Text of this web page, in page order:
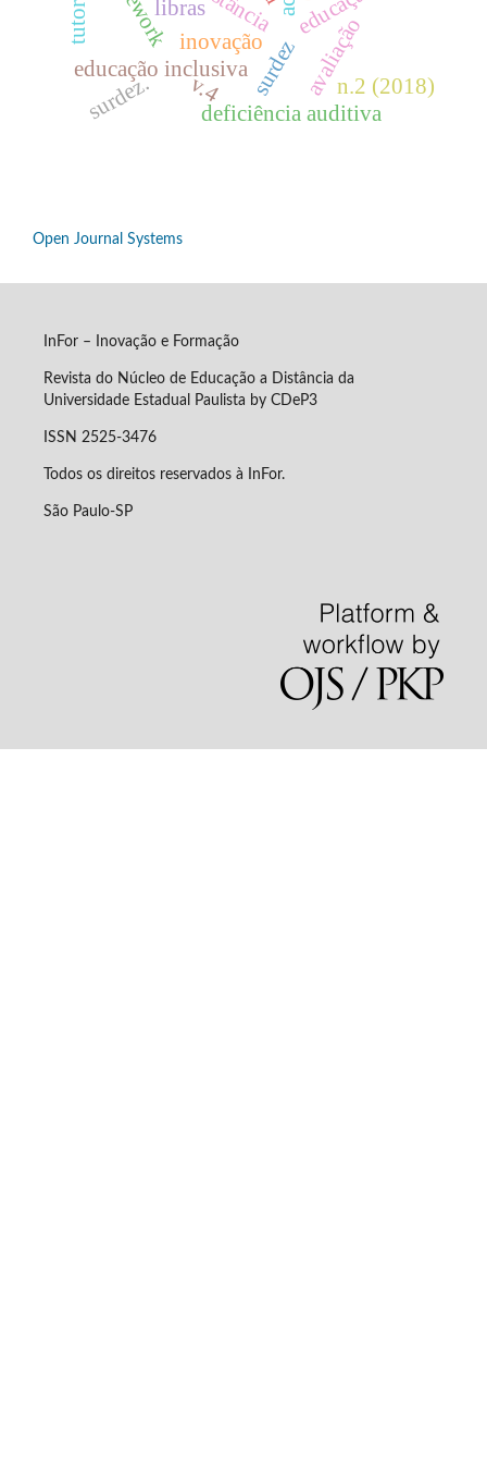
educação inclusiva
inovação avaliação
v.4
n.2 (2018)
deficiência auditiva
libras
surdez. surdez
Open Journal Systems
InFor – Inovação e Formação
Revista do Núcleo de Educação a Distância da
Universidade Estadual Paulista by CDeP3
ISSN 2525-3476
Todos os direitos reservados à InFor.
São Paulo-SP